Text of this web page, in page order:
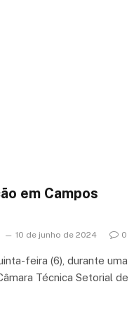
em Campos
10 de junho de 2024 0
feira (6), durante uma
Técnica Setorial de